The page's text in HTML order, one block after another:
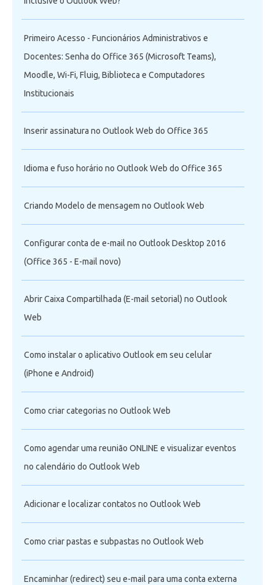
Primeiro Acesso - Funcionários Administrativos e
Docentes: Senha do Office 365 (Microsoft Teams),
Moodle, Wi-Fi, Fluig, Biblioteca e Computadores
Institucionais
Inserir assinatura no Outlook Web do Office 365
Idioma e fuso horário no Outlook Web do Office 365
Criando Modelo de mensagem no Outlook Web
Configurar conta de e-mail no Outlook Desktop 2016
(Office 365 - E-mail novo)
Abrir Caixa Compartilhada (E-mail setorial) no Outlook
Web
Como instalar o aplicativo Outlook em seu celular
(iPhone e Android)
Como criar categorias no Outlook Web
Como agendar uma reunião ONLINE e visualizar eventos
no calendário do Outlook Web
Adicionar e localizar contatos no Outlook Web
Como criar pastas e subpastas no Outlook Web
Encaminhar (redirect) seu e-mail para uma conta externa